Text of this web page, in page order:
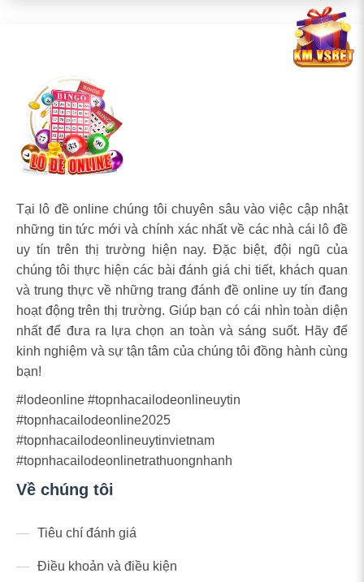
Tại lô đề online chúng tôi chuyên sâu vào việc cập nhật
những tin tức mới và chính xác nhất về các nhà cái lô đề
uy tín trên thị trường hiện nay. Đặc biệt, đội ngũ của
chúng tôi thực hiện các bài đánh giá chi tiết, khách quan
và trung thực về những trang đánh đề online uy tín đang
hoạt động trên thị trường. Giúp bạn có cái nhìn toàn diện
nhất để đưa ra lựa chọn an toàn và sáng suốt. Hãy để
kinh nghiệm và sự tận tâm của chúng tôi đồng hành cùng
bạn!
#lodeonline #topnhacailodeonlineuytin
#topnhacailodeonline2025
#topnhacailodeonlineuytinvietnam
#topnhacailodeonlinetrathuongnhanh
Về chúng tôi
Tiêu chí đánh giá
Điều khoản và điều kiện